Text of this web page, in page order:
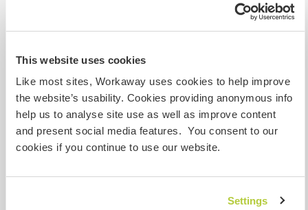
This website uses cookies
Like most sites, Workaway uses cookies to help improve
the website’s usability. Cookies providing anonymous info
help us to analyse site use as well as improve content
and present social media features. You consent to our
cookies if you continue to use our website.
Settings
Prenzlau has many medieval buildings, cloister
to Berlin or 2 hrs to the Baltic Sea. The village has
friendly folks, a tiny minimuseum, and old
fashioned train days. Megalithic and Slavic sites,
bikepaths. UNESCO Biosphere Schorfheide and
Uckermark protected areas not far. Hourly buses
to beautiful unwar-destroyed Templin with spa,
shopping, scene, tourism. If that's yr thing.